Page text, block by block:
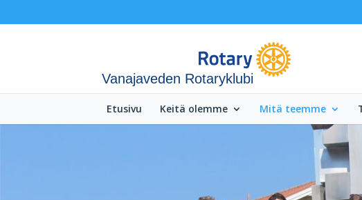
Vanajaveden Rotaryklubi
Etusivu Keitä olemme Mitä teemme